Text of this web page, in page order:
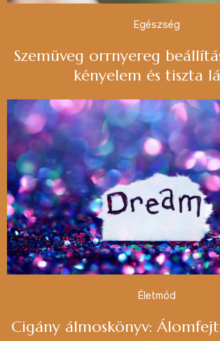
Egészség
Szemüveg orrnyereg
kényelem és tiszta
Életmód
Cigány álmoskönyv: